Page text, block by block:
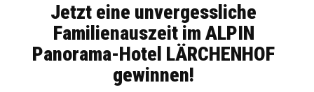
Jetzt eine unvergessliche
Familienauszeit im ALPIN
Panorama-Hotel LÄRCHENHOF
gewinnen!